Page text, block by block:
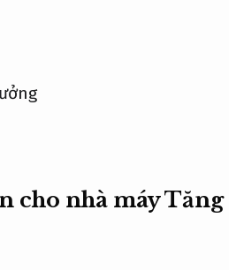
cho nhà máyTăng